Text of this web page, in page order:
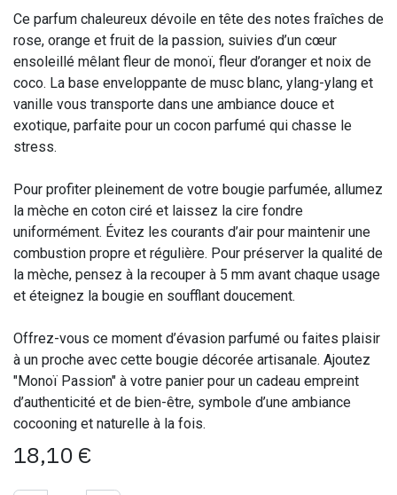
Ce parfum chaleureux dévoile en tête des notes fraîches de
rose, orange et fruit de la passion, suivies d’un cœur
ensoleillé mêlant fleur de monoï, fleur d’oranger et noix de
coco. La base enveloppante de musc blanc, ylang-ylang et
vanille vous transporte dans une ambiance douce et
exotique, parfaite pour un cocon parfumé qui chasse le
stress.
Pour profiter pleinement de votre bougie parfumée, allumez
la mèche en coton ciré et laissez la cire fondre
uniformément. Évitez les courants d’air pour maintenir une
combustion propre et régulière. Pour préserver la qualité de
la mèche, pensez à la recouper à 5 mm avant chaque usage
et éteignez la bougie en soufflant doucement.
Offrez-vous ce moment d’évasion parfumé ou faites plaisir
à un proche avec cette bougie décorée artisanale. Ajoutez
"Monoï Passion" à votre panier pour un cadeau empreint
d’authenticité et de bien-être, symbole d’une ambiance
cocooning et naturelle à la fois.
18,10 €